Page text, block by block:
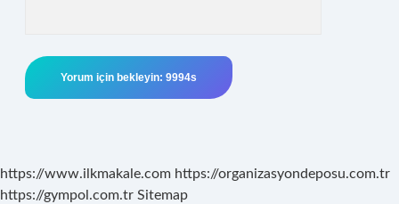
https://www.ilkmakale.com https://organizasyondeposu.com.tr
https://gympol.com.tr Sitemap